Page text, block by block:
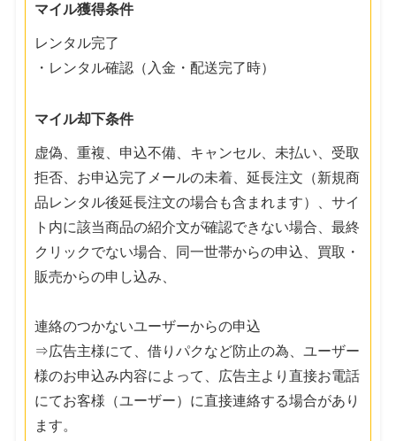
マイル獲得条件
レンタル完了
・レンタル確認（入金・配送完了時）
マイル却下条件
虚偽、重複、申込不備、キャンセル、未払い、受取
拒否、お申込完了メールの未着、延長注文（新規商
品レンタル後延長注文の場合も含まれます）、サイ
ト内に該当商品の紹介文が確認できない場合、最終
クリックでない場合、同一世帯からの申込、買取・
販売からの申し込み、
連絡のつかないユーザーからの申込
⇒広告主様にて、借りパクなど防止の為、ユーザー
様のお申込み内容によって、広告主より直接お電話
にてお客様（ユーザー）に直接連絡する場合があり
ます。